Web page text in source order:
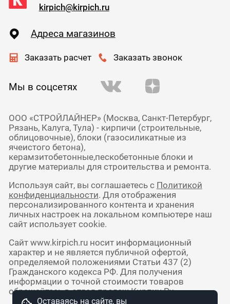
kirpich@kirpich.ru
Адреса магазинов
Заказать расчет Заказать звонок
Мы в соцсетях
ООО «СТРОЙЛАЙНЕР» (Москва, Санкт-Петербург,
Рязань, Калуга, Тула) - кирпичи (строительные,
облицовочные), блоки (газосиликатные из
ячеистого бетона),
керамзитобетонные,пескобетонные блоки и
другие материалы для строительства и ремонта.
Используя сайт, вы соглашаетесь с Политикой
конфиденциальности. Для отображения
персонализированного контента и хранения
личных настроек на локальном компьютере наш
сайт использует cookie.
Сайт www.kirpich.ru носит информационный
характер и не является публичной офертой,
определяемой положениями Статьи 437 (2)
Гражданского кодекса РФ. Для получения
информации о точной стоимости товаров
обращайтесь в отдел продаж Кирпич Ру.
Оставаясь на сайте, вы